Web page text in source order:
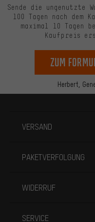
Herbert,
Sende die ungenutzte
100 Tagen nach dem
maximal 10 Tagen
Kaufpreis
zum
VERSAND
PAKETVERFOLGUNG
WIDERRUF
SERVICE